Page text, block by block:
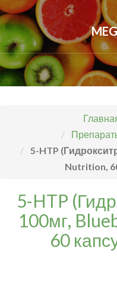
5-HTP
Nutrition,
5-HTP
100мг,
60